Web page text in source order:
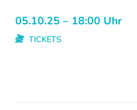
05.10.25 – 18:00 Uhr
TICKETS